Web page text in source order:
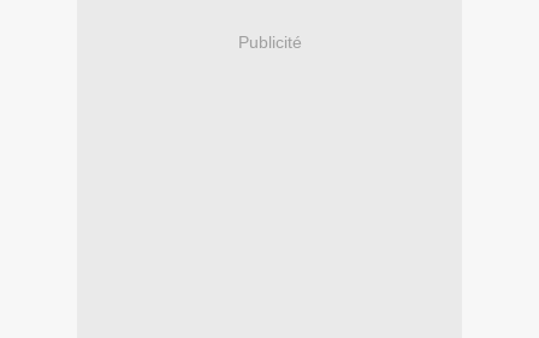
Publicité